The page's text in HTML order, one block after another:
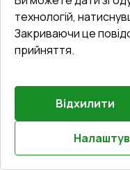
Склопакет :
₴20,351.93
Комплектація
технологій,
Закриваючи це
прийняття.
Відхилити